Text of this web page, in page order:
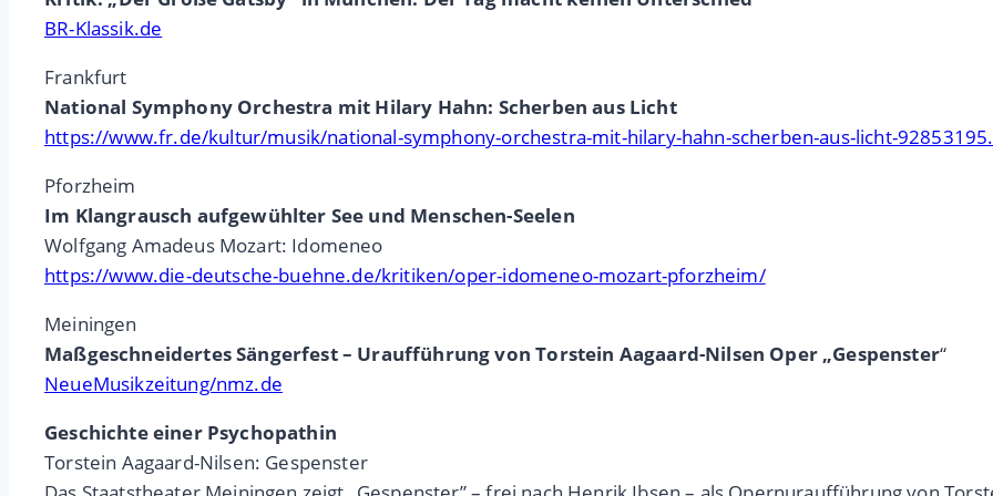
BR-Klassik.de
Frankfurt
National Symphony Orchestra mit Hilary Hahn: Scherben aus Licht
https://www.fr.de/kultur/musik/national-symphony-orchestra-mit-hilary-hahn-scherben-aus-licht-
Pforzheim
Im Klangrausch aufgewühlter See und Menschen-Seelen
Wolfgang Amadeus Mozart: Idomeneo
https://www.die-deutsche-buehne.de/kritiken/oper-idomeneo-mozart-pforzheim/
Meiningen
Maßgeschneidertes Sängerfest – Uraufführung von Torstein Aagaard-Nilsen Oper „Gespenster“
NeueMusikzeitung/nmz.de
Geschichte einer Psychopathin
Torstein Aagaard-Nilsen: Gespenster